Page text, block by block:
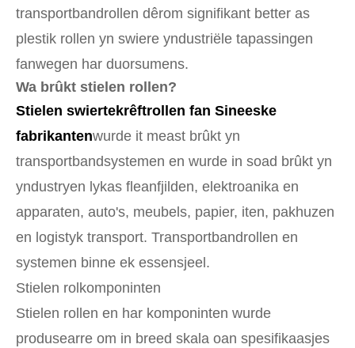
transportbandrollen dêrom signifikant better as
plestik rollen yn swiere yndustriële tapassingen
fanwegen har duorsumens.
Wa brûkt stielen rollen?
Stielen swiertekrêftrollen fan Sineeske
fabrikantenwurde it meast brûkt yn
transportbandsystemen en wurde in soad brûkt yn
yndustryen lykas fleanfjilden, elektroanika en
apparaten, auto's, meubels, papier, iten, pakhuzen
en logistyk transport. Transportbandrollen en
systemen binne ek essensjeel.
Stielen rolkomponinten
Stielen rollen en har komponinten wurde
produsearre om in breed skala oan spesifikaasjes